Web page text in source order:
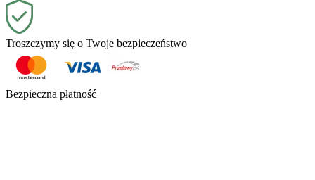
Troszczymy się o Twoje bezpieczeństwo
Bezpieczna płatność